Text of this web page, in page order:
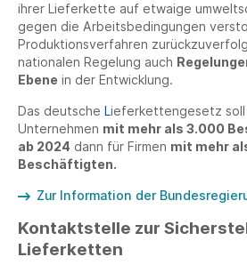
ihrer Lieferkette auf etwaige
gegen die Arbeitsbedingungen
Produktionsverfahren
nationalen Regelung auch
Ebene in der Entwicklung.
Das deutsche Lieferkettengesetz soll
Unternehmen mit mehr als 3.000
ab 2024 dann für Firmen mit mehr
Beschäftigten.
Zur Information der
Kontaktstelle zur
Lieferketten